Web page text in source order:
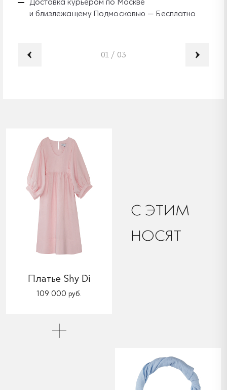
и близлежащему Подмосковью — Бесплатно
01 / 03
C ЭТИМ
НОСЯТ
Платье Shy Di
109 000 руб.